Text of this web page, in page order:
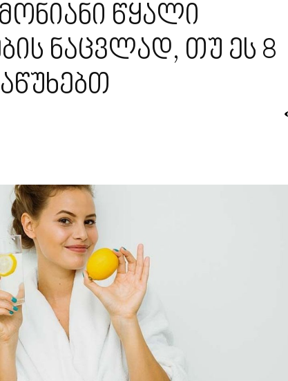
წყალი
ნაცვლად, თუ ეს 8